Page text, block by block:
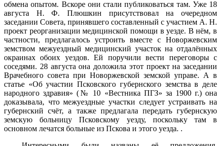
обмена опытом. Вскоре они стали публиковаться там. Уже 18
августа Н. Ф. Плюшкин присутствовал на очередном
заседании Совета, принявшего составленный с участием А. Н.
проект реорганизации медицинской помощи в уезде. В нём, в
частности, предлагалось устроить вместе с Новоржевским
земством межуездный медицинский участок на отдалённых
окраинах обоих уездов. Ей поручили вести переговоры с
соседями. 28 августа она доложила этот проект на заседании
Врачебного совета при Новоржевской земской управе. А в
статье «Об участии Псковского губернского земства в деле
народного здравия» (№ 10 «Вестника ПГЗ» за 1900 г.) она
доказывала, что межуездные участки следует устраивать на
губернский счёт, а также предлагала передать губернскую
земскую больницу Псковскому уезду, поскольку там в
основном лечатся больные из Пскова и этого уезда. .